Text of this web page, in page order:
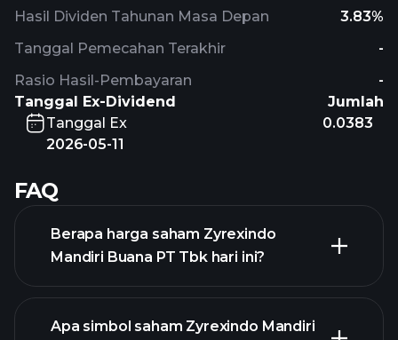
Hasil Dividen Tahunan Masa Depan 3.83%
Rasio Hasil-Pembayaran -
Tanggal Pemecahan Terakhir -
Tanggal Ex-Dividend
Jumlah
Tanggal Ex
2026-05-11
0.0383
FAQ
Berapa harga saham Zyrexindo
Mandiri Buana PT Tbk hari ini?
Apa simbol saham Zyrexindo Mandiri